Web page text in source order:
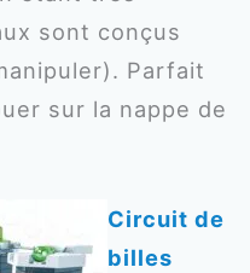
sont conçus
Parfait
sur la nappe de
Circuit de
billes